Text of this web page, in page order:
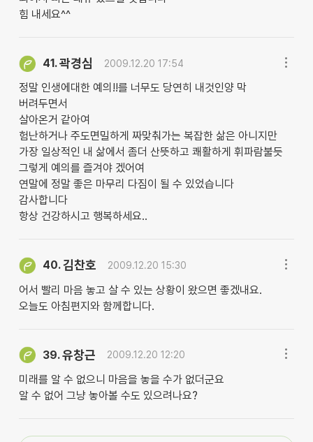
힘 내세요^^
41.곽경심 2009.12.20 17:54
정말 인생에대한 예의!!를 너무도 당연히 내것인양 막
버려두면서
살아온거 같아여
험난하거나 주도면밀하게 짜맞춰가는 복잡한 삶은 아니지만
가장 일상적인 내 삶에서 좀더 산뜻하고 쾌활하게 휘파람불듯
그렇게 예의를 즐겨야 겠어여
연말에 정말 좋은 마무리 다짐이 될 수 있었습니다
감사합니다
항상 건강하시고 행복하세요..
40.김찬호 2009.12.20 15:30
어서 빨리 마음 놓고 살 수 있는 상황이 왔으면 좋겠내요.
오늘도 아침편지와 함께합니다.
39.유창근 2009.12.20 12:20
미래를 알 수 없으니 마음을 놓을 수가 없더군요
알 수 없어 그냥 놓아볼 수도 있으려나요?